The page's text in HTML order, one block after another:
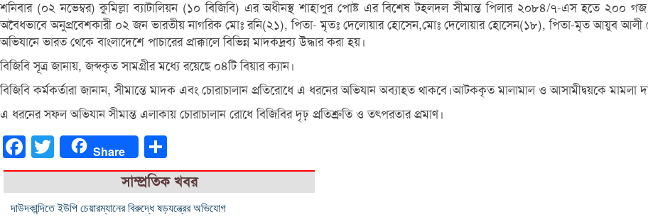
শনিবার (০২ নভেম্বর) কুমিল্লা ব্যাটালিয়ন (১০ বিজিবি) এর অধীনস্থ শাহাপুর পোষ্ট এর বিশেষ টহলদল সীমান্ত পিলার ২০৮৪/৭-এস হতে ২০০ গজ
অবৈধভাবে অনুপ্রবেশকারী ০২ জন ভারতীয় নাগরিক মোঃ রনি(২১), পিতা- মৃতঃ দেলোয়ার হোসেন,মোঃ দেলোয়ার হোসেন(১৮), পিতা-মৃত আয়ুব
অভিযানে ভারত থেকে বাংলাদেশে পাচারের প্রাক্কালে বিভিন্ন মাদকদ্রব্য উদ্ধার করা হয়।
বিজিবি সূত্র জানায়, জব্দকৃত সামগ্রীর মধ্যে রয়েছে ০৪টি বিয়ার ক্যান।
বিজিবি কর্মকর্তারা জানান, সীমান্তে মাদক এবং চোরাচালান প্রতিরোধে এ ধরনের অভিযান অব্যাহত থাকবে।আটককৃত মালামাল ও আসামীদ্বয়কে মামলা
এ ধরনের সফল অভিযান সীমান্ত এলাকায় চোরাচালান রোধে বিজিবির দৃঢ় প্রতিশ্রুতি ও তৎপরতার প্রমাণ।
FacebookTwitter Share
সাম্প্রতিক খবর
দাউদকান্দিতে ইউপি চেয়ারম্যানের বিরুদ্ধে ষড়যন্ত্রের অভিযোগ